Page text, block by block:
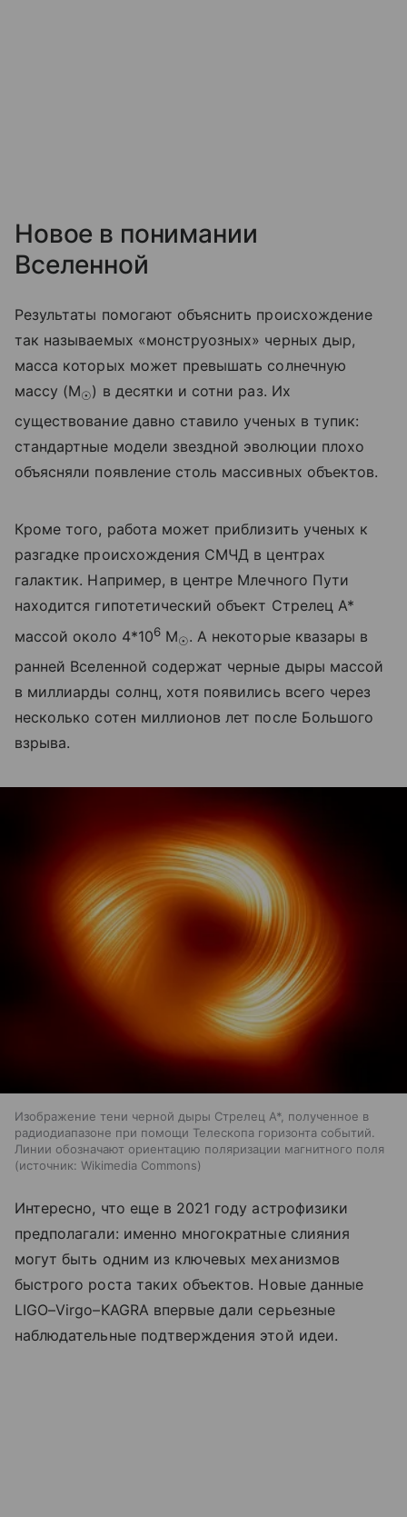
Новое в понимании
Вселенной
Результаты помогают объяснить происхождение
так называемых «монструозных» черных дыр,
масса которых может превышать солнечную
массу (M☉) в десятки и сотни раз. Их
существование давно ставило ученых в тупик:
стандартные модели звездной эволюции плохо
объясняли появление столь массивных объектов.
Кроме того, работа может приблизить ученых к
разгадке происхождения СМЧД в центрах
галактик. Например, в центре Млечного Пути
находится гипотетический объект Стрелец A*
массой около 4*106M☉. А некоторые квазары в
ранней Вселенной содержат черные дыры массой
в миллиарды солнц, хотя появились всего через
несколько сотен миллионов лет после Большого
взрыва.
Изображение тени черной дыры Стрелец A*, полученное в
радиодиапазоне при помощи Телескопа горизонта событий.
Линии обозначают ориентацию поляризации магнитного поля
источник: Wikimedia Commons
Интересно, что еще в 2021 году астрофизики
предполагали: именно многократные слияния
могут быть одним из ключевых механизмов
быстрого роста таких объектов. Новые данные
LIGO–Virgo–KAGRA впервые дали серьезные
наблюдательные подтверждения этой идеи.